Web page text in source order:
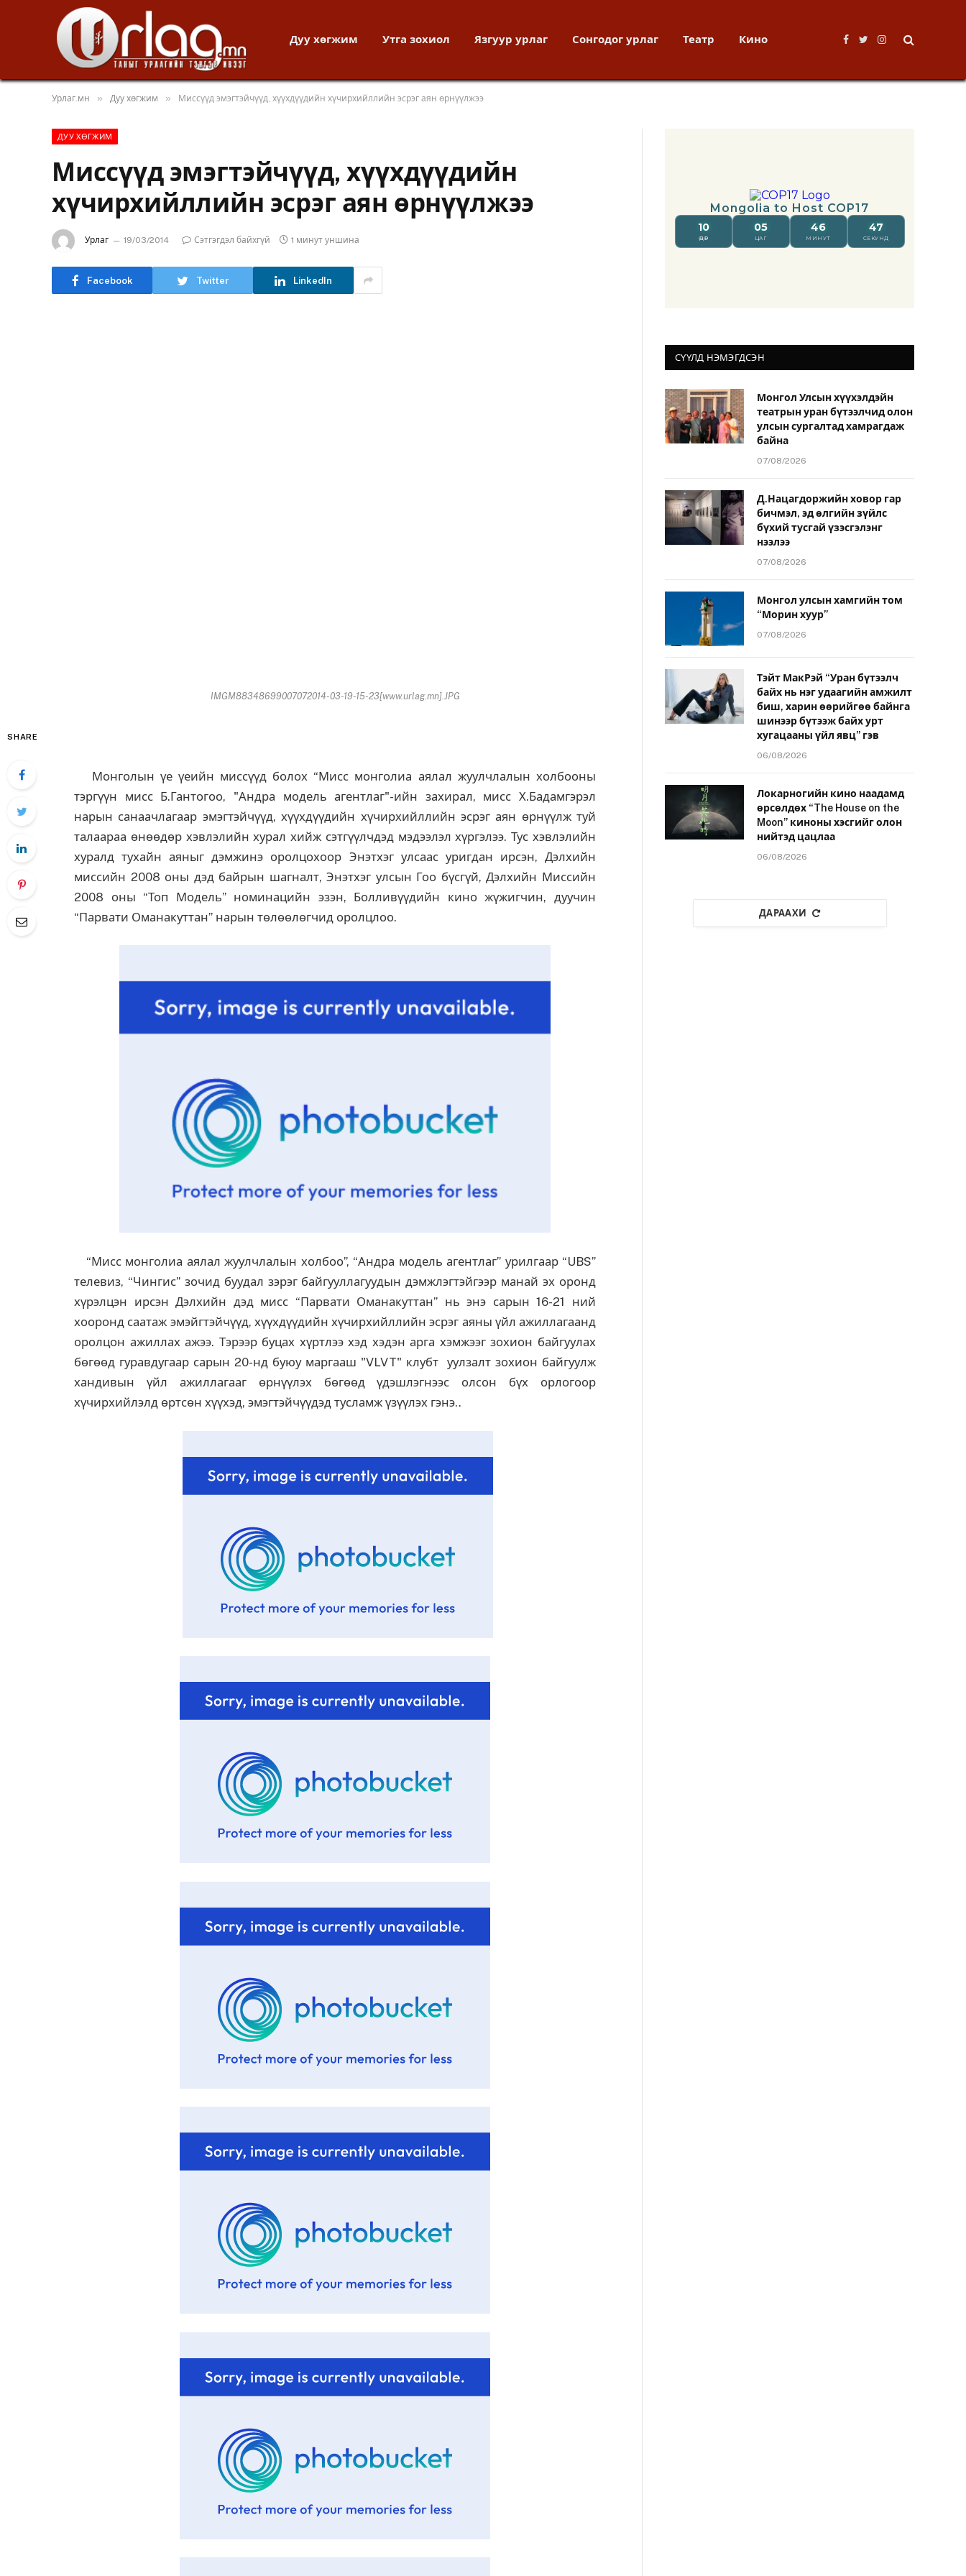
Дуу хөгжим Утга зохиол Язгуур урлаг Сонгодог урлаг Театр Кино
Facebook
TwitterInstagram
Урлаг.мн » Дуу хөгжим » Миссүүд эмэгтэйчүүд, хүүхдүүдийн хүчирхийллийн эсрэг аян өрнүүлжээ
ДУУ ХӨГЖИМ
Миссүүд эмэгтэйчүүд, хүүхдүүдийн
хүчирхийллийн эсрэг аян өрнүүлжээ
Урлаг 19/03/2014 Сэтгэгдэл байхгүй 1 минут уншина
Facebook Twitter LinkedIn
IMGM88348699007072014-03-19-15-23[www.urlag.mn].JPG
SHARE
Монголын үе үеийн миссүүд болох “Мисс монголиа аялал жуулчлалын холбооны
тэргүүн мисс Б.Гантогоо, "Андра модель агентлаг"-ийн захирал, мисс Х.Бадамгэрэл
нарын санаачлагаар эмэгтэйчүүд, хүүхдүүдийн хүчирхийллийн эсрэг аян өрнүүлж туй
талаараа өнөөдөр хэвлэлийн хурал хийж сэтгүүлчдэд мэдээлэл хүргэлээ. Тус хэвлэлийн
хуралд тухайн аяныг дэмжинэ оролцохоор Энэтхэг улсаас уригдан ирсэн, Дэлхийн
миссийн 2008 оны дэд байрын шагналт, Энэтхэг улсын Гоо бүсгүй, Дэлхийн Миссийн
2008 оны “Топ Модель” номинацийн эзэн, Болливүүдийн кино жүжигчин, дуучин
“Парвати Оманакуттан” нарын төлөөлөгчид оролцлоо.
“Мисс монголиа аялал жуулчлалын холбоо”, “Андра модель агентлаг” урилгаар “UBS”
телевиз, “Чингис” зочид буудал зэрэг байгууллагуудын дэмжлэгтэйгээр манай эх оронд
хүрэлцэн ирсэн Дэлхийн дэд мисс “Парвати Оманакуттан” нь энэ сарын 16-21 ний
хооронд саатаж эмэйгтэйчүүд, хүүхдүүдийн хүчирхийллийн эсрэг аяны үйл ажиллагаанд
оролцон ажиллах ажээ. Тэрээр буцах хүртлээ хэд хэдэн арга хэмжээг зохион байгуулах
бөгөөд гуравдугаар сарын 20-нд буюу маргааш "VLVT" клубт уулзалт зохион байгуулж
хандивын үйл ажиллагааг өрнүүлэх бөгөөд үдэшлэгнээс олсон бүх орлогоор
хүчирхийлэлд өртсөн хүүхэд, эмэгтэйчүүдэд тусламж үзүүлэх гэнэ..
СҮҮЛД НЭМЭГДСЭН
Монгол Улсын хүүхэлдэйн
театрын уран бүтээлчид олон
улсын сургалтад хамрагдаж
байна
07/08/2026
Д.Нацагдоржийн ховор гар
бичмэл, эд өлгийн зүйлс
бүхий тусгай үзэсгэлэнг
нээлээ
07/08/2026
Монгол улсын хамгийн том
“Морин хуур”
07/08/2026
Тэйт МакРэй “Уран бүтээлч
байх нь нэг удаагийн амжилт
биш, харин өөрийгөө байнга
шинээр бүтээж байх урт
хугацааны үйл явц” гэв
06/08/2026
Локарногийн кино наадамд
өрсөлдөх “The House on the
Moon” киноны хэсгийг олон
нийтэд цацлаа
06/08/2026
ДАРААХИ